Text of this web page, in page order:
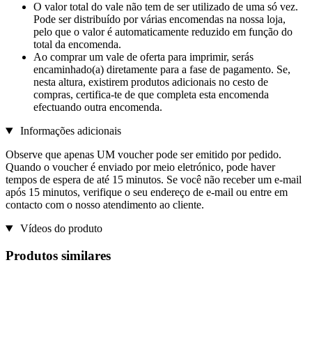
O valor total do vale não tem de ser utilizado de uma só vez.
Pode ser distribuído por várias encomendas na nossa loja,
pelo que o valor é automaticamente reduzido em função do
total da encomenda.
Ao comprar um vale de oferta para imprimir, serás
encaminhado(a) diretamente para a fase de pagamento. Se,
nesta altura, existirem produtos adicionais no cesto de
compras, certifica-te de que completa esta encomenda
efectuando outra encomenda.
Informações adicionais
Observe que apenas UM voucher pode ser emitido por pedido.
Quando o voucher é enviado por meio eletrónico, pode haver
tempos de espera de até 15 minutos. Se você não receber um e-mail
após 15 minutos, verifique o seu endereço de e-mail ou entre em
contacto com o nosso atendimento ao cliente.
Vídeos do produto
Produtos similares